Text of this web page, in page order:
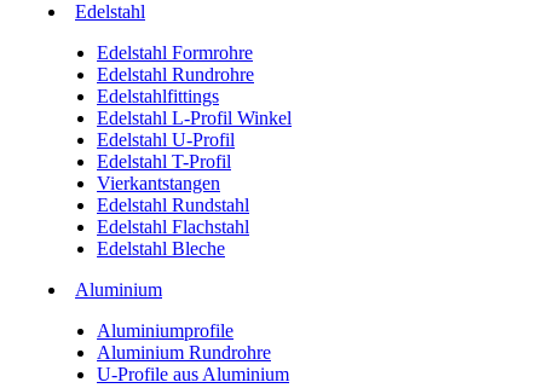
Edelstahl
Edelstahl Formrohre
Edelstahl Rundrohre
Edelstahlfittings
Edelstahl L-Profil Winkel
Edelstahl U-Profil
Edelstahl T-Profil
Vierkantstangen
Edelstahl Rundstahl
Edelstahl Flachstahl
Edelstahl Bleche
Aluminium
Aluminiumprofile
Aluminium Rundrohre
U-Profile aus Aluminium